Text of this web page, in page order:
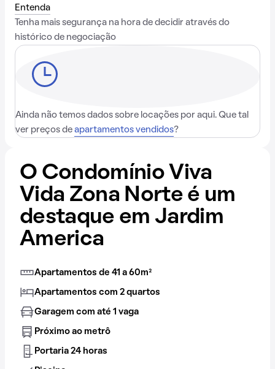
Entenda
Tenha mais segurança na hora de decidir através do
histórico de negociação
Ainda não temos dados sobre locações por aqui. Que tal
ver preços de apartamentos vendidos?
O Condomínio Viva
Vida Zona Norte é um
destaque em Jardim
America
Apartamentos de 41 a 60m²
Apartamentos com 2 quartos
Garagem com até 1 vaga
Próximo ao metrô
Portaria 24 horas